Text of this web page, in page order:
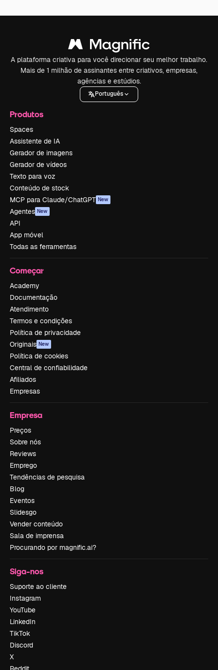
A plataforma criativa para você direcionar seu melhor trabalho.
Mais de 1 milhão de assinantes entre criativos, empresas,
agências e estúdios.
Português
Produtos
Spaces
Assistente de IA
Gerador de imagens
Gerador de vídeos
Texto para voz
Conteúdo de stock
MCP para Claude/ChatGPT New
Agentes New
API
App móvel
Todas as ferramentas
Começar
Academy
Documentação
Atendimento
Termos e condições
Política de privacidade
Originais New
Política de cookies
Central de confiabilidade
Afiliados
Empresas
Empresa
Preços
Sobre nós
Reviews
Emprego
Tendências de pesquisa
Blog
Eventos
Slidesgo
Vender conteúdo
Sala de imprensa
Procurando por magnific.ai?
Siga-nos
Suporte ao cliente
Instagram
YouTube
LinkedIn
TikTok
Discord
X